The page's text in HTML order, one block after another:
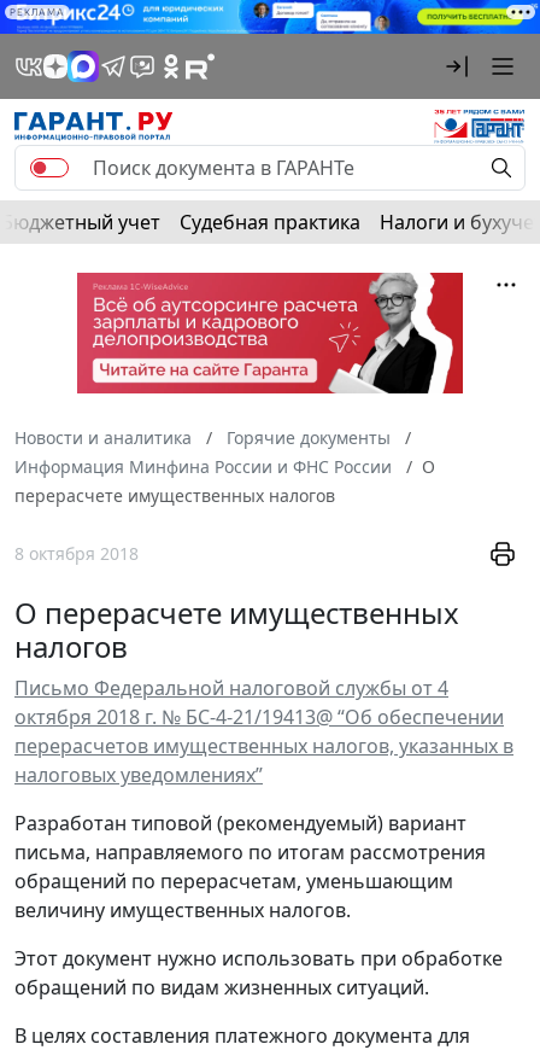
РЕКЛАМА
Бюджетный учет Судебная практика Налоги и
Новости и аналитика
Горячие документы
Информация Минфина России и ФНС России
О
перерасчете имущественных налогов
8 октября 2018
О перерасчете имущественных
налогов
Письмо Федеральной налоговой службы от 4
октября 2018 г. № БС-4-21/19413@ “Об обеспечении
перерасчетов имущественных налогов, указанных в
налоговых уведомлениях”
Разработан типовой (рекомендуемый) вариант
письма, направляемого по итогам рассмотрения
обращений по перерасчетам, уменьшающим
величину имущественных налогов.
Этот документ нужно использовать при обработке
обращений по видам жизненных ситуаций.
В целях составления платежного документа для